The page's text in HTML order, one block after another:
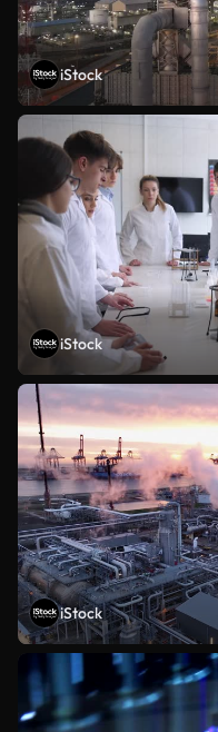
iStock
iStock
iStock